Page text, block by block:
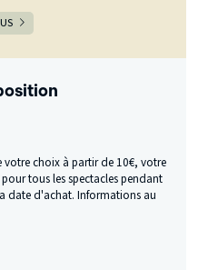
choix à partir de 10€, votre
tous les spectacles pendant
date d'achat. Informations au